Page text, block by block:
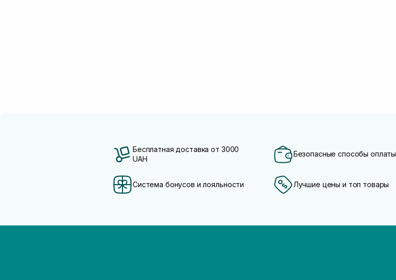
Бесплатная доставка от 3000
UAH
Безопасные способы оплаты
Система бонусов и лояльности Лучшие цены и топ товары